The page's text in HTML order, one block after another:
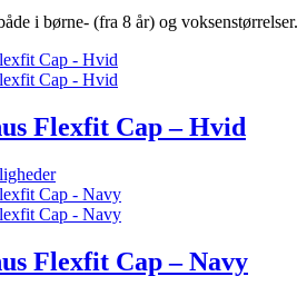
i børne- (fra 8 år) og voksenstørrelser.
Flexfit Cap – Hvid
Dette
vare
har
varianter.
Mulighederne
Flexfit Cap – Navy